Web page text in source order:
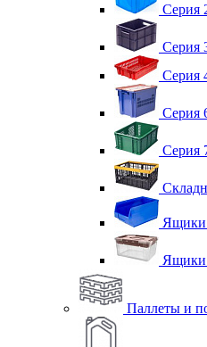
Серия
Серия
Серия
Серия
Серия
Ящики
Ящики
Паллеты и